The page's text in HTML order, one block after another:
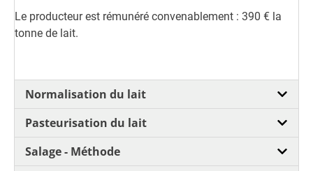
Le producteur est rémunéré convenablement : 390 € la
tonne de lait.
Normalisation du lait
Pasteurisation du lait
Salage - Méthode